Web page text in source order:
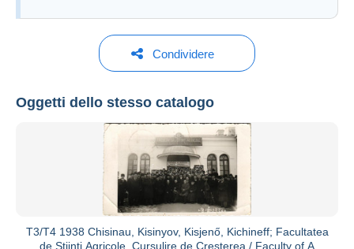
Vedi tutti i cataloghi
Condividere
Oggetti dello stesso catalogo
T3/T4 1938 Chisinau, Kisinyov, Kisjenő, Kichineff; Facultatea
de Stiinti Agricole, Cursulire de Cresterea / Faculty of A